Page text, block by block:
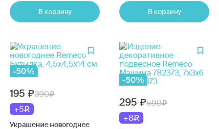
В корзину В корзину
-50%
195
390
+5
Украшение новогоднее
-50%
295
590
+8